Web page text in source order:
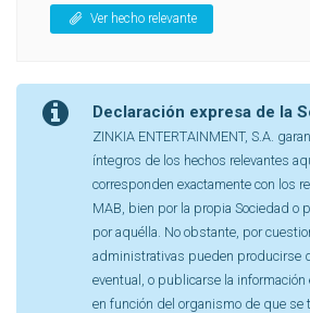
Ver hecho relevante
Declaración expresa de la
ZINKIA ENTERTAINMENT, S.A.
íntegros de los hechos relevantes
corresponden exactamente con los
MAB, bien por la propia Sociedad o
por aquélla. No obstante, por
administrativas pueden producirse
eventual, o publicarse la
en función del organismo de que se